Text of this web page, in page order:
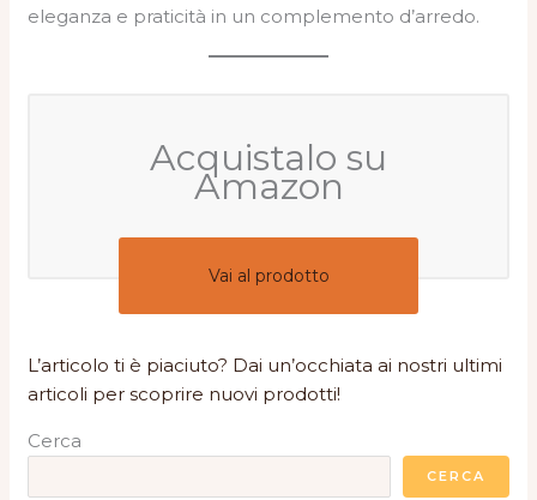
eleganza e praticità in un complemento d’arredo.
Acquistalo su
Amazon
Vai al prodotto
L’articolo ti è piaciuto? Dai un’occhiata ai nostri ultimi
articoli per scoprire nuovi prodotti!
Cerca
CERCA